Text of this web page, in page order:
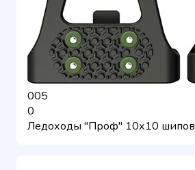
005
0
Ледоходы "Проф" 10х10 шипов